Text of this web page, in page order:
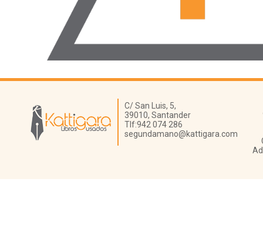
Librería Kattigara
C/ San Luis, 5,
39010, Santander
Tlf:942 074 286
segundamano@kattigara.com